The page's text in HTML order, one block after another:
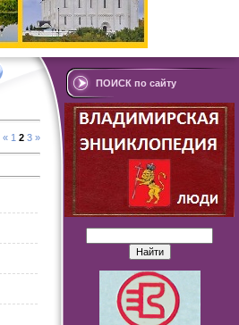
« 1 2 3 »
ПОИСК по сайту